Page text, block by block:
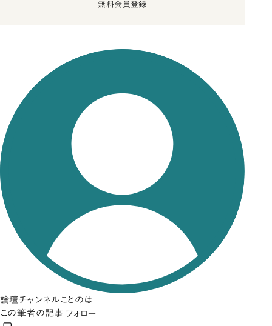
無料会員登録
論壇チャンネルことのは
この筆者の記事 フォロー